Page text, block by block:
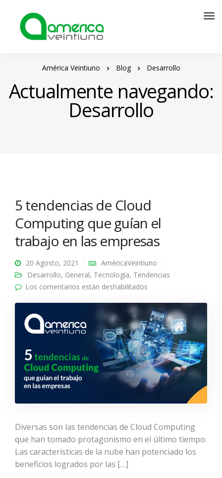
América Veintiuno Blog Desarrollo
Actualmente navegando:
Desarrollo
5 tendencias de Cloud
Computing que guían el
trabajo en las empresas
20 Agosto, 2021
AméricaVeintiuno
Desarrollo, General, Tecnología, Tendencias
Los comentarios están deshabilitados
guían el trabajo en las
empresas
Diversas son las tendencias de Cloud Computing
que han tomado protagonismo en el último tiempo.
Las características de la nube han potenciado los
beneficios logrados por las […]